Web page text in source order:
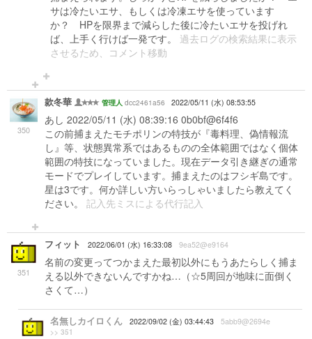
サは冷たいエサ、もしくは冷凍エサを使っています
か？ HPを限界まで減らした後に冷たいエサを投げれ
ば、上手く行けば一発です。 過去ログの検索結果に表示
させるため、コメント移動
350
款冬華 管理人 dcc2461a56 2022/05/11 (水) 08:53:55
あし 2022/05/11 (水) 08:39:16 0b0bf@6f4f6
この前捕まえたモチポリンの特技が『毒料理、偽情報流
し』等、状態異常系ではあるものの全体範囲ではなく個体
範囲の特技になっていました。現在データ引き継ぎの通常
モードでプレイしています。捕まえたのはフシギ島です。
星は3です。何か詳しい方いらっしゃいましたら教えてく
ださい。 記入先ミスによる代行記入
351
フィット 2022/06/01 (水) 16:33:08 9ea52@e9164
名前の変更ってつかまえた最初以外にもうあたらしく捕ま
える以外できないんですかね…（☆5周回が地味に面倒く
さくて…）
名無しカイロくん 2022/09/02 (金) 03:44:43 5abb9@2694e
>> 351